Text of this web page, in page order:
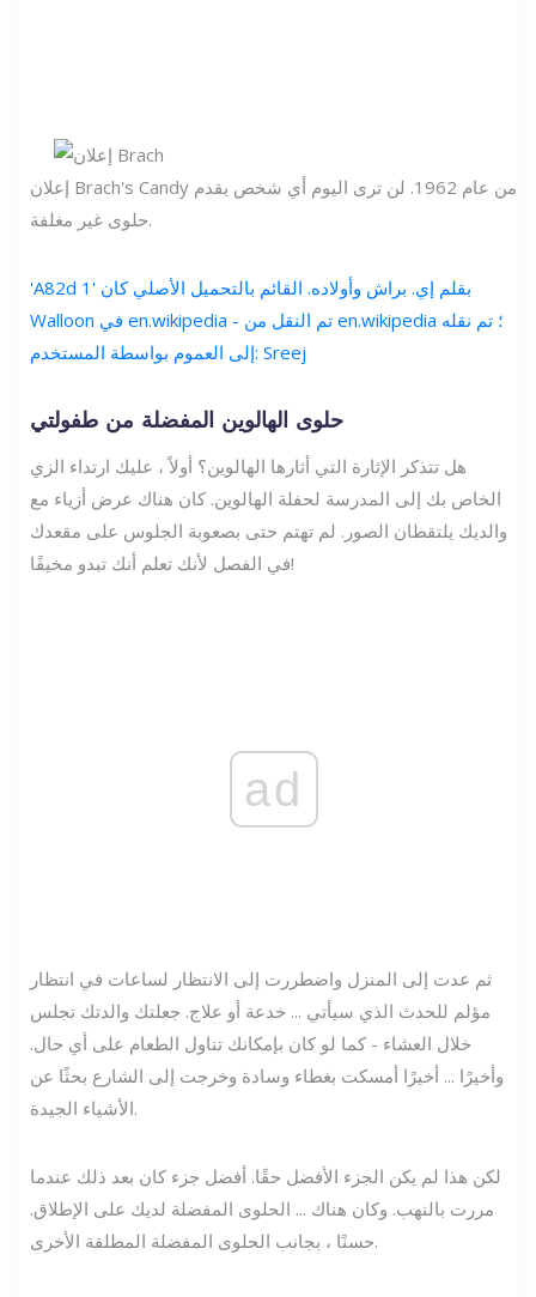
إعلان Brach's Candy من عام 1962. لن ترى اليوم أي شخص يقدم
حلوى غير مغلفة.
'A82d 1' بقلم إي. براش وأولاده. القائم بالتحميل الأصلي كان
Walloon في en.wikipedia - تم النقل من en.wikipedia ؛ تم نقله
إلى العموم بواسطة المستخدم: Sreej
حلوى الهالوين المفضلة من طفولتي
هل تتذكر الإثارة التي أثارها الهالوين؟ أولاً ، عليك ارتداء الزي
الخاص بك إلى المدرسة لحفلة الهالوين. كان هناك عرض أزياء مع
والديك يلتقطان الصور. لم تهتم حتى بصعوبة الجلوس على مقعدك
في الفصل لأنك تعلم أنك تبدو مخيفًا!
ad
ثم عدت إلى المنزل واضطررت إلى الانتظار لساعات في انتظار
مؤلم للحدث الذي سيأتي ... خدعة أو علاج. جعلتك والدتك تجلس
خلال العشاء - كما لو كان بإمكانك تناول الطعام على أي حال.
وأخيرًا ... أخيرًا أمسكت بغطاء وسادة وخرجت إلى الشارع بحثًا عن
الأشياء الجيدة.
لكن هذا لم يكن الجزء الأفضل حقًا. أفضل جزء كان بعد ذلك عندما
مررت بالنهب. وكان هناك ... الحلوى المفضلة لديك على الإطلاق.
حسنًا ، بجانب الحلوى المفضلة المطلقة الأخرى.